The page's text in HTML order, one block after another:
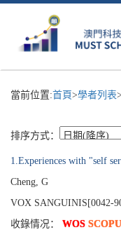
當前位置:首頁>學者列表>
排序方式：
1.Experiences with "self
Cheng, G
VOX SANGUINIS[0042-
收錄情况： WOS